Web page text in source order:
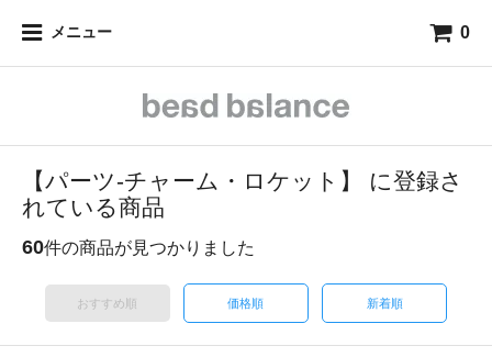
メニュー 0
【パーツ-チャーム・ロケット】 に登録さ
れている商品
60件の商品が見つかりました
おすすめ順 価格順 新着順